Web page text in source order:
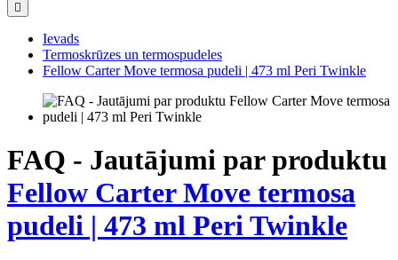
Ievads
Termoskrūzes un termospudeles
Fellow Carter Move termosa pudeli | 473 ml Peri Twinkle
FAQ - Jautājumi par produktu
Fellow Carter Move termosa
pudeli | 473 ml Peri Twinkle